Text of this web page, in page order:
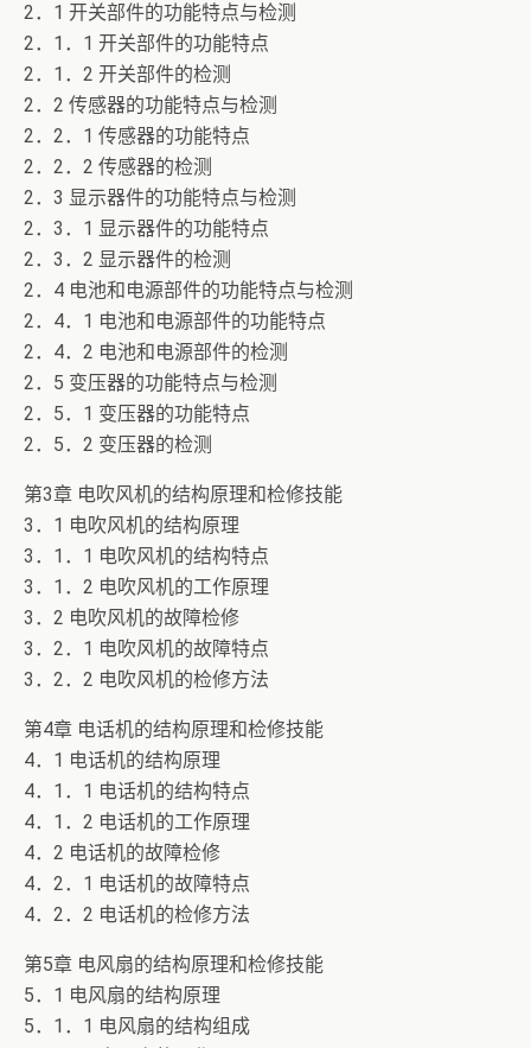
2．1 开关部件的功能特点与检测
2．1．1 开关部件的功能特点
2．1．2 开关部件的检测
2．2 传感器的功能特点与检测
2．2．1 传感器的功能特点
2．2．2 传感器的检测
2．3 显示器件的功能特点与检测
2．3．1 显示器件的功能特点
2．3．2 显示器件的检测
2．4 电池和电源部件的功能特点与检测
2．4．1 电池和电源部件的功能特点
2．4．2 电池和电源部件的检测
2．5 变压器的功能特点与检测
2．5．1 变压器的功能特点
2．5．2 变压器的检测
第3章 电吹风机的结构原理和检修技能
3．1 电吹风机的结构原理
3．1．1 电吹风机的结构特点
3．1．2 电吹风机的工作原理
3．2 电吹风机的故障检修
3．2．1 电吹风机的故障特点
3．2．2 电吹风机的检修方法
第4章 电话机的结构原理和检修技能
4．1 电话机的结构原理
4．1．1 电话机的结构特点
4．1．2 电话机的工作原理
4．2 电话机的故障检修
4．2．1 电话机的故障特点
4．2．2 电话机的检修方法
第5章 电风扇的结构原理和检修技能
5．1 电风扇的结构原理
5．1．1 电风扇的结构组成